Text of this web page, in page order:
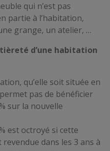
qui n’est pas
partie à l’habitation,
grange, un atelier, …
d’une habitation
qu’elle soit située en
pas de bénéficier
sur la nouvelle
est octroyé si cette
dans les 3 ans à